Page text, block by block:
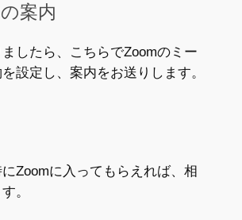
案内
したら、こちらでZoomのミー
設定し、案内をお送りします。
Zoomに入ってもらえれば、相
。